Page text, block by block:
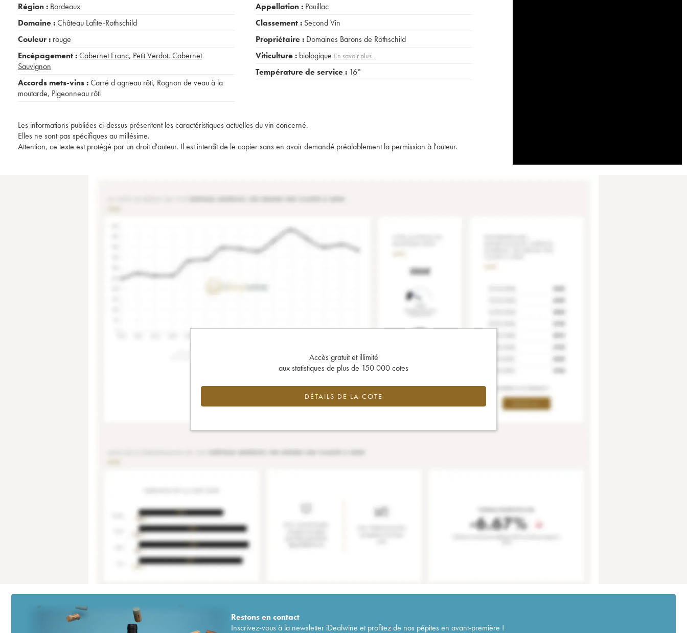
Région : Bordeaux
Domaine :Château Lafite-Rothschild
Couleur : rouge
Encépagement :Cabernet Franc, Petit Verdot, Cabernet
Sauvignon
Accords mets-vins :Carré d agneau rôti, Rognon de veau à la
moutarde, Pigeonneau rôti
Appellation : Pauillac
Classement : Second Vin
Propriétaire : Domaines Barons de Rothschild
Viticulture : biologique En savoir plus...
Température de service : 16°
Les informations publiées ci-dessus présentent les caractéristiques actuelles du vin concerné.
Elles ne sont pas spécifiques au millésime.
Attention, ce texte est protégé par un droit d'auteur. Il est interdit de le copier sans en avoir demandé préalablement la permission à l'auteur.
Accès gratuit et illimité
aux statistiques de plus de 150 000 cotes
DÉTAILS DE LA COTE
Restons encontact
Inscrivez-vous à la newsletter iDealwine et profitez de nos pépites en avant-première !